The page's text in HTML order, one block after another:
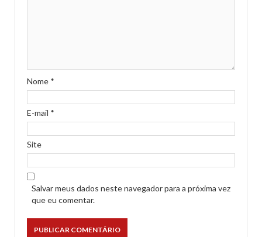
Nome *
E-mail *
Site
Salvar meus dados neste navegador para a próxima vez
que eu comentar.